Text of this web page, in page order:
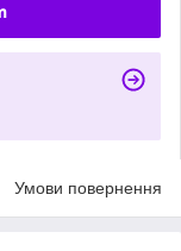
Умови повернення